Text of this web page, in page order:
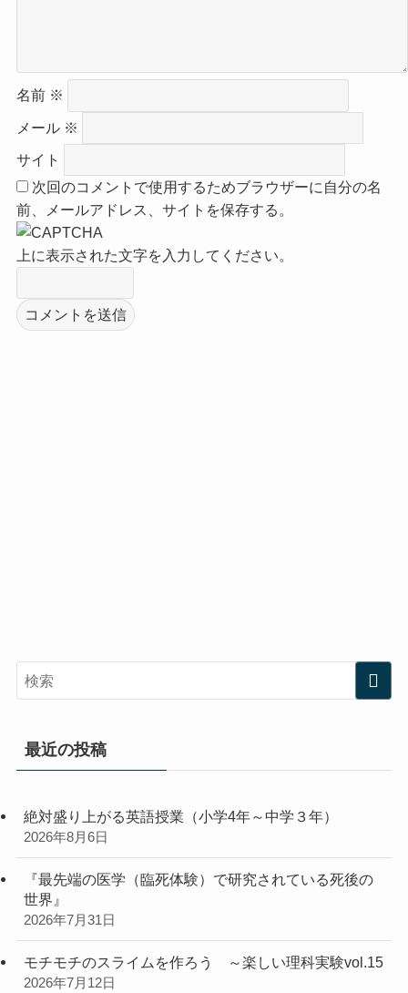
名前 ※
メール ※
サイト
次回のコメントで使用するためブラウザーに自分の名
前、メールアドレス、サイトを保存する。
上に表示された文字を入力してください。
最近の投稿
絶対盛り上がる英語授業（小学4年～中学３年）
2026年8月6日
『最先端の医学（臨死体験）で研究されている死後の
世界』
2026年7月31日
モチモチのスライムを作ろう ～楽しい理科実験vol.15
2026年7月12日